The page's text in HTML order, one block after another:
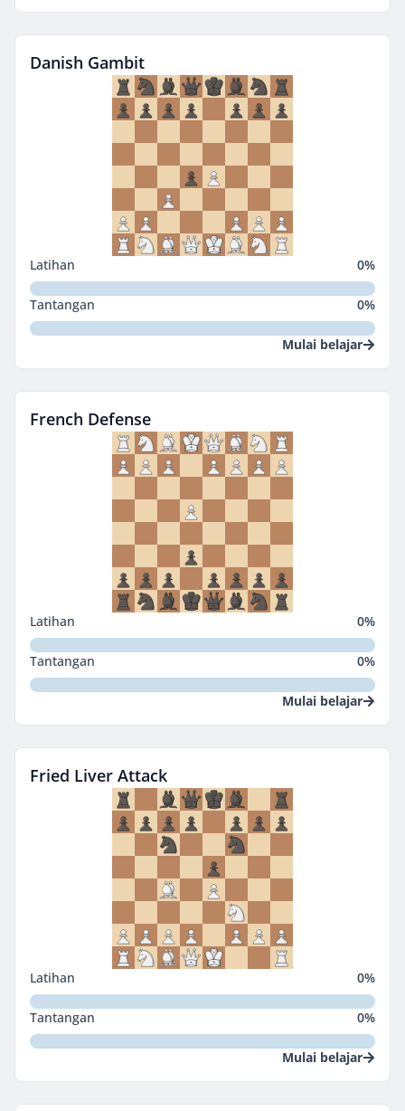
Danish Gambit
Latihan 0%
Tantangan 0%
Mulai belajar
French Defense
Latihan 0%
Tantangan 0%
Mulai belajar
Fried Liver Attack
Latihan 0%
Tantangan 0%
Mulai belajar